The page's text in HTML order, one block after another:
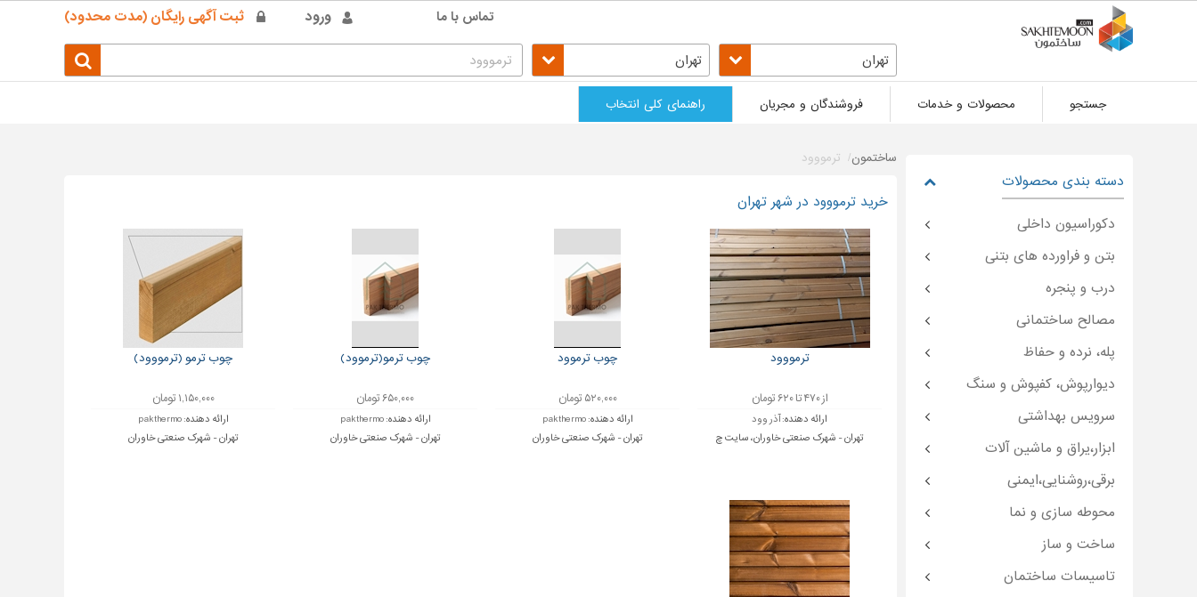
ورود ثبت آگهی رایگان (مدت محدود) تماس با ما
تهران تهران
جستجو محصولات و خدمات فروشندگان و مجریان راهنمای کلی انتخاب
ساختمون ترمووود
خرید ترمووود در شهر تهران
ترمووود
از ۴۷۰ تا ۶۲۰ تومان
ارائه دهنده:آذر وود
تهران - شهرک صنعتی خاوران، سایت چ
چوب ترموود
۵۲۰,۰۰۰ تومان
ارائه دهنده:pakthermo
تهران - شهرک صنعتی خاوران
چوب ترمو(ترموود)
۶۵۰,۰۰۰ تومان
ارائه دهنده:pakthermo
تهران - شهرک صنعتی خاوران
چوب ترمو (ترمووود)
۱,۱۵۰,۰۰۰ تومان
ارائه دهنده:pakthermo
تهران - شهرک صنعتی خاوران
دسته بندی محصولات
دکوراسیون داخلی
بتن و فراورده های بتنی
درب و پنجره
مصالح ساختمانی
پله، نرده و حفاظ
دیوارپوش، کفپوش و سنگ
سرویس بهداشتی
ابزار،یراق و ماشین آلات
برقی،روشنایی،ایمنی
محوطه سازی و نما
ساخت و ساز
تاسیسات ساختمان